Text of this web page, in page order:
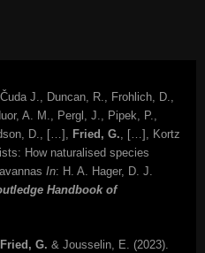
J., Duncan, R., Frohlich, D.,
A. M., Pergl, J., Pipek, P.,
D., […], Fried, G., […], Kortz
How naturalised species
In: H. A. Hager, D. J.
Handbook of
Fried, G. & Jousselin, E. (2023).